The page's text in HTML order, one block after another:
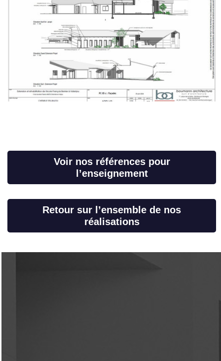
Voir nos références pour
l’enseignement
Retour sur l’ensemble de nos
réalisations